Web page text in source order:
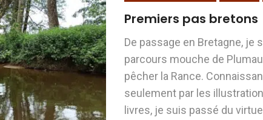
Premiers pas bretons
De passage en Bretagne, je
parcours mouche de
pêcher la Rance.
seulement par les
livres, je suis passé du